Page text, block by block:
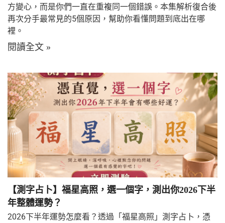
方變心，而是你們一直在重複同一個錯誤。本集解析復合後
再次分手最常見的5個原因，幫助你看懂問題到底出在哪
裡。
閱讀全文 »
【測字占卜】福星高照，選一個字，測出你2026下半
年整體運勢？
2026下半年運勢怎麼看？透過「福星高照」測字占卜，憑